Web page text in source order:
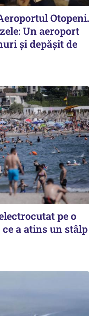
Otopeni.
Un aeroport
și depășit de
pe o
a atins un stâlp